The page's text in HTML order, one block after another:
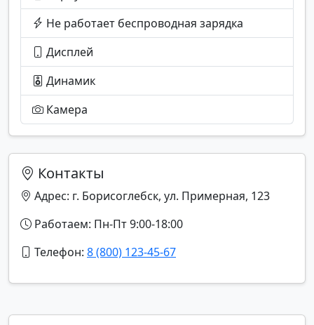
Не работает беспроводная зарядка
Дисплей
Динамик
Камера
Контакты
Адрес: г. Борисоглебск, ул. Примерная, 123
Работаем: Пн-Пт 9:00-18:00
Телефон: 8 (800) 123-45-67